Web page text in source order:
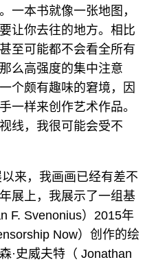
一本书就像一张地图，
让你去往的地方。相比
至可能都不会看全所有
么高强度的集中注意
个颇有趣味的窘境，因
一样来创作艺术作品。
线，我很可能会受不
来，我画画已经有差不
展上，我展示了一组基
F. Svenonius）2015年
Now）创作的绘
·史威夫特（ Jonathan